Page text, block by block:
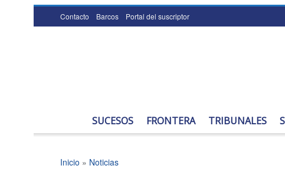
Contacto Barcos Portal del suscriptor
SUCESOS FRONTERA TRIBUNALES
Inicio » Noticias